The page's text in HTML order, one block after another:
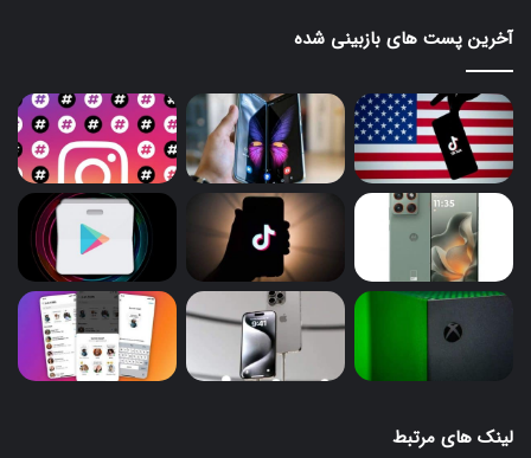
آخرین پست های بازبینی شده
لینک های مرتبط